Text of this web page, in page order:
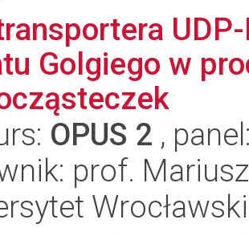
Golgiego w
OPUS 2 ,
prof.